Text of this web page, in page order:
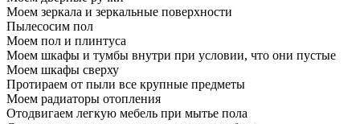
Моем зеркала и зеркальные поверхности
Пылесосим пол
Моем пол и плинтуса
Моем шкафы и тумбы внутри при условии, что они пустые
Моем шкафы сверху
Протираем от пыли все крупные предметы
Моем радиаторы отопления
Отодвигаем легкую мебель при мытье пола